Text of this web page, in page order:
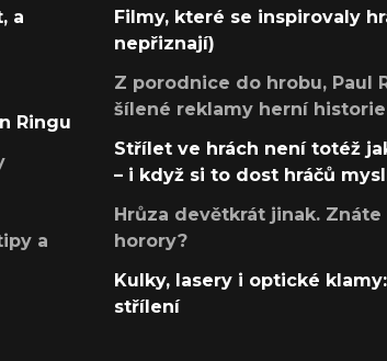
a
Ringu
a
Filmy, které se inspirovaly
nepřiznají)
Z porodnice do hrobu, Paul
šílené reklamy herní historie
Střílet ve hrách není totéž
– i když si to dost hráčů
Hrůza devětkrát jinak.
horory?
Kulky, lasery i optické
střílení